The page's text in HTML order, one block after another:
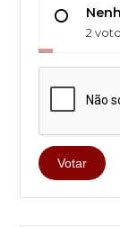
2
Votar